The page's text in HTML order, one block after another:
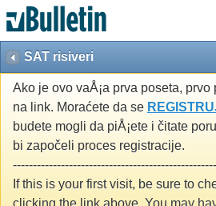
SAT risiveri
Ako je ovo vaÅ¡a prva poseta, prvo
na link. Moraćete da se
budete mogli da piÅ¡ete i čitate
bi započeli proces registracije.
---------------------------------------------------
If this is your first visit, be sure to